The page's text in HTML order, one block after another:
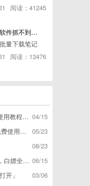
阅读：41245
小红书批量下载软件抓不到authorId如何解决
量下载笔记
阅读：13476
04/15
附下载地址
05/23
方法。
08/23
06/15
网资源
03/06
开」